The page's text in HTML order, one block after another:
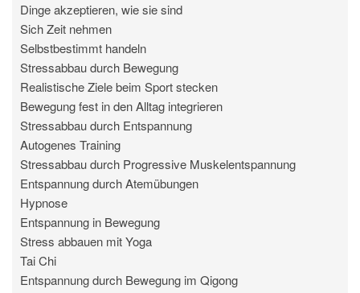
Dinge akzeptieren, wie sie sind
Sich Zeit nehmen
Selbstbestimmt handeln
Stressabbau durch Bewegung
Realistische Ziele beim Sport stecken
Bewegung fest in den Alltag integrieren
Stressabbau durch Entspannung
Autogenes Training
Stressabbau durch Progressive Muskelentspannung
Entspannung durch Atemübungen
Hypnose
Entspannung in Bewegung
Stress abbauen mit Yoga
Tai Chi
Entspannung durch Bewegung im Qigong